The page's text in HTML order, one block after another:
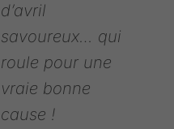
d’avril
savoureux… qui
roule pour une
vraie bonne
cause !